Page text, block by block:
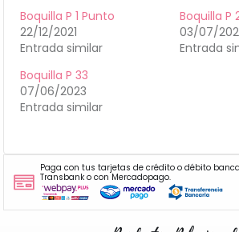
Boquilla P 1 Punto
22/12/2021
Entrada similar
Boquilla P
03/07/
Entrada
Boquilla P 33
07/06/2023
Entrada similar
Paga con tus tarjetas de crédito o débito
Transbank o con Mercadopago.